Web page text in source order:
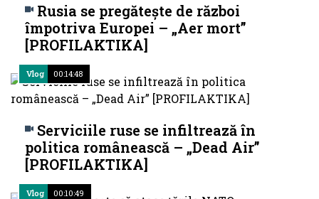
Rusia se pregătește de război
împotriva Europei – „Aer mort”
[PROFILAKTIKA]
Serviciile ruse se infiltrează în
politica românească – „Dead Air”
[PROFILAKTIKA]
Vlog 00:14:48
Vlog 00:10:49